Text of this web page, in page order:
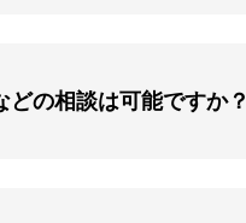
の相談は可能ですか？